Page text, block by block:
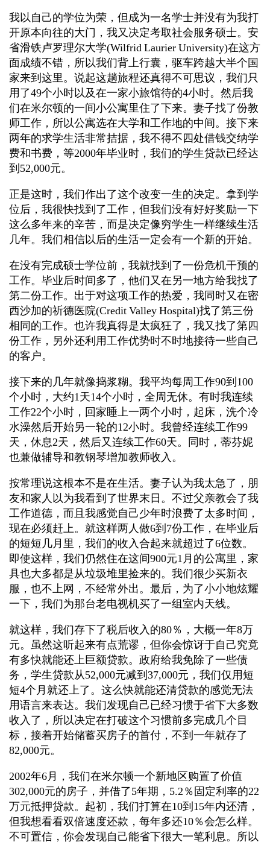
我以自己的学位为荣，但成为一名学士并没有为我打
开原本向往的大门，我又决定考取社会服务硕士。安
省滑铁卢罗理尔大学(Wilfrid Laurier University)在这方
面成绩不错，所以我们背上行囊，驱车跨越大半个国
家来到这里。说起这趟旅程还真得不可思议，我们只
用了49个小时以及在一家小旅馆待的4小时。然后我
们在米尔顿的一间小公寓里住了下来。妻子找了份教
师工作，所以公寓选在大学和工作地的中间。接下来
两年的求学生活非常拮据，我不得不四处借钱交纳学
费和书费，等2000年毕业时，我们的学生贷款已经达
到52,000元。
正是这时，我们作出了这个改变一生的决定。拿到学
位后，我很快找到了工作，但我们没有好好奖励一下
这么多年来的辛苦，而是决定像穷学生一样继续生活
几年。我们相信以后的生活一定会有一个新的开始。
在没有完成硕士学位前，我就找到了一份危机干预的
工作。毕业后时间多了，他们又在另一地方给我找了
第二份工作。出于对这项工作的热爱，我同时又在密
西沙加的祈德医院(Credit Valley Hospital)找了第三份
相同的工作。也许我真得是太疯狂了，我又找了第四
份工作，另外还利用工作优势时不时地接待一些自己
的客户。
接下来的几年就像捣浆糊。我平均每周工作90到100
个小时，大约1天14个小时，全周无休。有时我连续
工作22个小时，回家睡上一两个小时，起床，洗个冷
水澡然后开始另一轮的12小时。我曾经连续工作99
天，休息2天，然后又连续工作60天。同时，蒂芬妮
也兼做辅导和教钢琴增加教师收入。
按常理说这根本不是在生活。妻子认为我太急了，朋
友和家人以为我看到了世界末日。不过父亲教会了我
工作道德，而且我感觉自己少年时浪费了太多时间，
现在必须赶上。就这样两人做6到7份工作，在毕业后
的短短几月里，我们的收入合起来就超过了6位数。
即使这样，我们仍然住在这间900元1月的公寓里，家
具也大多都是从垃圾堆里捡来的。我们很少买新衣
服，也不上网，不经常外出。最后，为了小小地炫耀
一下，我们为那台老电视机买了一组室内天线。
就这样，我们存下了税后收入的80％，大概一年8万
元。虽然这听起来有点荒谬，但你会惊讶于自己究竟
有多快就能还上巨额贷款。政府给我免除了一些债
务，学生贷款从52,000元减到37,000元，我们仅用短
短4个月就还上了。这么快就能还清贷款的感觉无法
用语言来表达。我们发现自己已经习惯于省下大多数
收入了，所以决定在打破这个习惯前多完成几个目
标，接着开始储蓄买房子的首付，不到一年就存了
82,000元。
2002年6月，我们在米尔顿一个新地区购置了价值
302,000元的房子，并借了5年期，5.2％固定利率的22
万元抵押贷款。起初，我们打算在10到15年内还清，
但我想看看双倍速度还款，每年多还10％会怎么样。
不可置信，你会发现自己能省下很大一笔利息。所以